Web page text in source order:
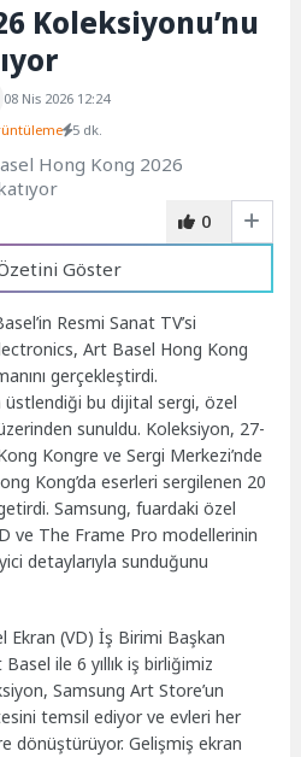
Koleksiyonu’nu
08 Nis 2026 12:24
5 dk.
0
Göster
Resmi Sanat TV’si
Art Basel Hong Kong
gerçekleştirdi.
üstlendiği bu dijital sergi, özel
sunuldu. Koleksiyon, 27-
Kongre ve Sergi Merkezi’nde
Kong’da eserleri sergilenen 20
Samsung, fuardaki özel
ve The Frame Pro modellerinin
detaylarıyla sunduğunu
Ekran (VD) İş Birimi Başkan
Basel ile 6 yıllık iş birliğimiz
Samsung Art Store’un
temsil ediyor ve evleri her
dönüştürüyor. Gelişmiş ekran